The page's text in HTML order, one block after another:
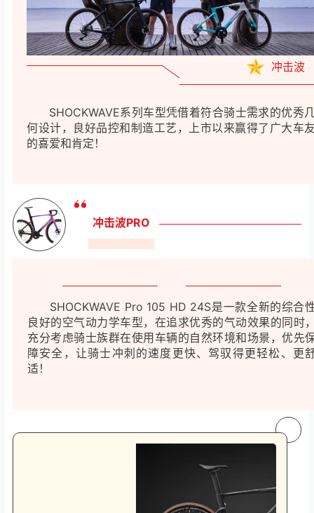
冲击波
SHOCKWAVE系列车型凭借着符合骑士需求的优秀
何设计，良好品控和制造工艺，上市以来赢得了广大车
的喜爱和肯定！
冲击波PRO
SHOCKWAVE Pro 105 HD 24S是一款全新的综合
良好的空气动力学车型，在追求优秀的气动效果的同时
充分考虑骑士族群在使用车辆的自然环境和场景，优先
障安全，让骑士冲刺的速度更快、驾驭得更轻松、更
适！